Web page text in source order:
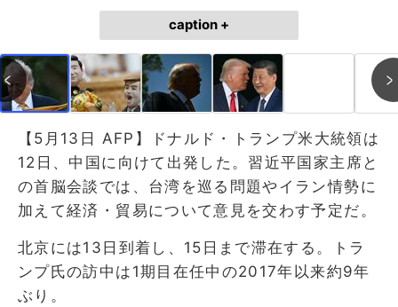
caption +
【5月13日 AFP】ドナルド・トランプ米大統領は
12日、中国に向けて出発した。習近平国家主席と
の首脳会談では、台湾を巡る問題やイラン情勢に
加えて経済・貿易について意見を交わす予定だ。
北京には13日到着し、15日まで滞在する。トラ
ンプ氏の訪中は1期目在任中の2017年以来約9年
ぶり。